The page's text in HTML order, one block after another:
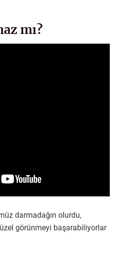
mı?
darmadağın olurdu,
görünmeyi başarabiliyorlar